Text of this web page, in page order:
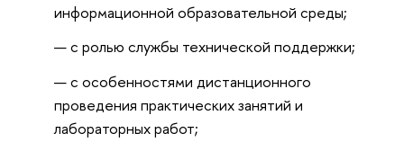
информационной образовательной среды;
с ролью службы технической поддержки;
с особенностями дистанционного
проведения практических занятий и
лабораторных работ;